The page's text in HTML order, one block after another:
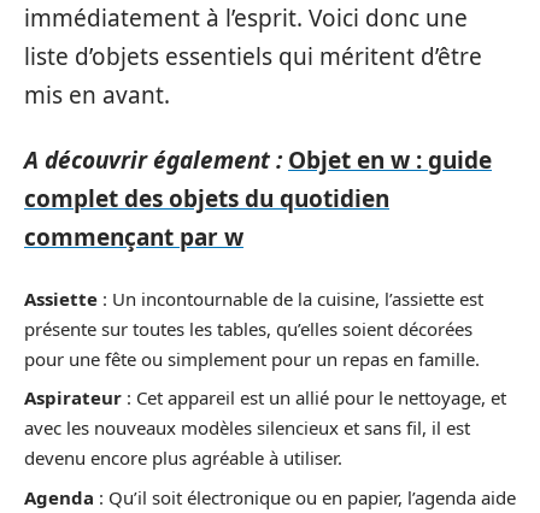
immédiatement à l’esprit. Voici donc une
liste d’objets essentiels qui méritent d’être
mis en avant.
A découvrir également : Objet en w : guide
complet des objets du quotidien
commençant par w
Assiette : Un incontournable de la cuisine, l’assiette est
présente sur toutes les tables, qu’elles soient décorées
pour une fête ou simplement pour un repas en famille.
Aspirateur : Cet appareil est un allié pour le nettoyage, et
avec les nouveaux modèles silencieux et sans fil, il est
devenu encore plus agréable à utiliser.
Agenda : Qu’il soit électronique ou en papier, l’agenda aide